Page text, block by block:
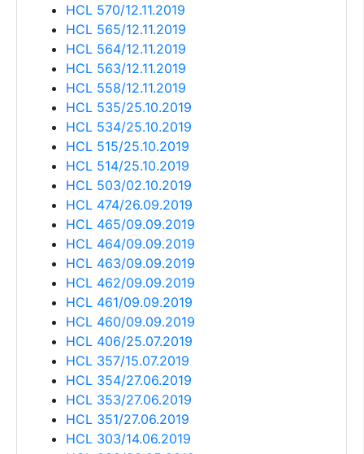
HCL 570/12.11.2019
HCL 565/12.11.2019
HCL 564/12.11.2019
HCL 563/12.11.2019
HCL 558/12.11.2019
HCL 535/25.10.2019
HCL 534/25.10.2019
HCL 515/25.10.2019
HCL 514/25.10.2019
HCL 503/02.10.2019
HCL 474/26.09.2019
HCL 465/09.09.2019
HCL 464/09.09.2019
HCL 463/09.09.2019
HCL 462/09.09.2019
HCL 461/09.09.2019
HCL 460/09.09.2019
HCL 406/25.07.2019
HCL 357/15.07.2019
HCL 354/27.06.2019
HCL 353/27.06.2019
HCL 351/27.06.2019
HCL 303/14.06.2019